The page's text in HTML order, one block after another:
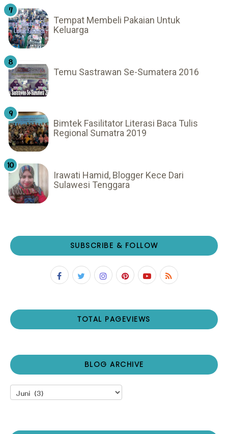
Tempat Membeli Pakaian Untuk
Keluarga
Temu Sastrawan Se-Sumatera 2016
Bimtek Fasilitator Literasi Baca Tulis
Regional Sumatra 2019
Irawati Hamid, Blogger Kece Dari
Sulawesi Tenggara
SUBSCRIBE & FOLLOW
TOTAL PAGEVIEWS
BLOG ARCHIVE